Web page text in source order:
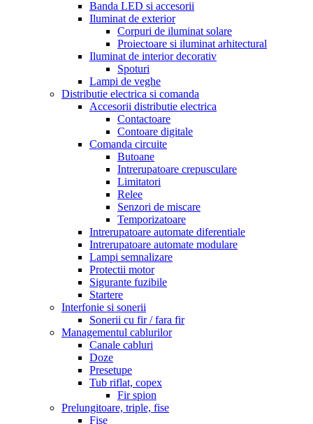
Banda LED si accesorii
Iluminat de exterior
Corpuri de iluminat solare
Proiectoare si iluminat arhitectural
Iluminat de interior decorativ
Spoturi
Lampi de veghe
Distributie electrica si comanda
Accesorii distributie electrica
Contactoare
Contoare digitale
Comanda circuite
Butoane
Intrerupatoare crepusculare
Limitatori
Relee
Senzori de miscare
Temporizatoare
Intrerupatoare automate diferentiale
Intrerupatoare automate modulare
Lampi semnalizare
Protectii motor
Sigurante fuzibile
Startere
Interfonie si sonerii
Sonerii cu fir / fara fir
Managementul cablurilor
Canale cabluri
Doze
Presetupe
Tub riflat, copex
Fir spion
Prelungitoare, triple, fise
Fise